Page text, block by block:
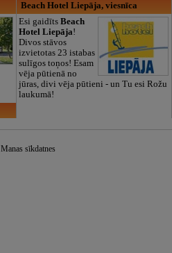
Beach Hotel Liepāja, viesnīca
Esi gaidītsBeach
Hotel Liepāja!
Divos stāvos
izvietotas 23 istabas
sulīgos toņos! Esam
vēja pūtienā no
jūras, divi vēja pūtieni - un Tu esi Rožu
laukumā!
Manas sīkdatnes